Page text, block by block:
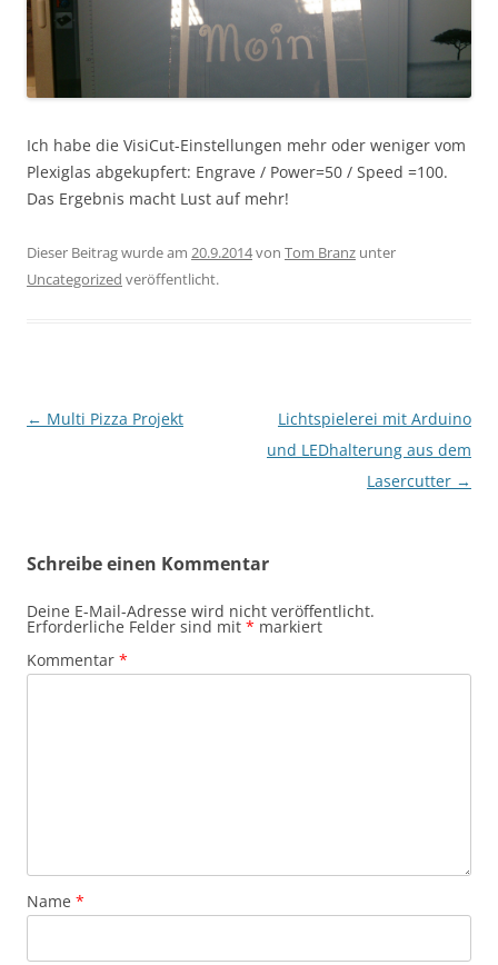
Ich habe die VisiCut-Einstellungen mehr oder weniger vom
Plexiglas abgekupfert: Engrave / Power=50 / Speed =100.
Das Ergebnis macht Lust auf mehr!
Dieser Beitrag wurde am 20.9.2014von Tom Branz unter
Uncategorized veröffentlicht.
Beitragsnavigation
← Multi Pizza Projekt
Lichtspielerei mit Arduino
und LEDhalterung aus dem
Lasercutter →
Schreibe einen Kommentar
Deine E-Mail-Adresse wird nicht veröffentlicht.
Erforderliche Felder sind mit * markiert
Kommentar *
Name *